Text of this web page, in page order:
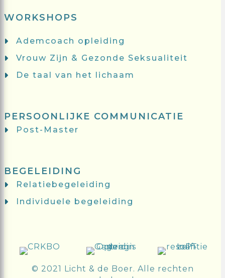
WORKSHOPS
Ademcoach opleiding
Vrouw Zijn & Gezonde Seksualiteit
De taal van het lichaam
PERSOONLIJKE COMMUNICATIE
Post-Master
BEGELEIDING
Relatiebegeleiding
Individuele begeleiding
© 2021 Licht & de Boer. Alle rechten